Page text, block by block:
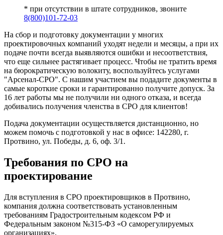
* при отсутствии в штате сотрудников, звоните
8(800)101-72-03
На сбор и подготовку документации у многих
проектировочных компаний уходят недели и месяцы, а при их
подаче почти всегда выявляются ошибки и несоответствия,
что еще сильнее растягивает процесс. Чтобы не тратить время
на бюрократическую волокиту, воспользуйтесь услугами
"Арсенал-СРО". С нашим участием вы подадите документы в
самые короткие сроки и гарантированно получите допуск. За
16 лет работы мы не получили ни одного отказа, и всегда
добивались получения членства в СРО для клиентов!
Подача документации осуществляется дистанционно, но
можем помочь с подготовкой у нас в офисе: 142280, г.
Протвино, ул. Победы, д. 6, оф. 3/1.
Требования по СРО на
проектирование
Для вступления в СРО проектировщиков в Протвино,
компания должна соответствовать установленным
требованиям Градостроительным кодексом РФ и
Федеральным законом №315-ФЗ «О саморегулируемых
организациях».